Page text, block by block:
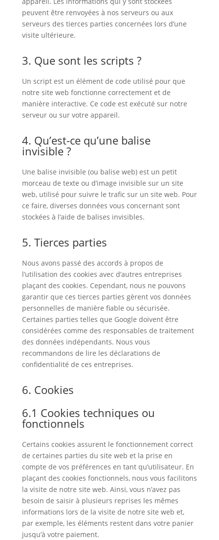
peuvent être renvoyées à nos serveurs ou aux
serveurs des tierces parties concernées lors d’une
visite ultérieure.
3. Que sont les scripts ?
Un script est un élément de code utilisé pour que
notre site web fonctionne correctement et de
manière interactive. Ce code est exécuté sur notre
serveur ou sur votre appareil.
4. Qu’est-ce qu’une balise
invisible ?
Une balise invisible (ou balise web) est un petit
morceau de texte ou d’image invisible sur un site
web, utilisé pour suivre le trafic sur un site web. Pour
ce faire, diverses données vous concernant sont
stockées à l’aide de balises invisibles.
5. Tierces parties
Nous avons passé des accords à propos de
l’utilisation des cookies avec d’autres entreprises
plaçant des cookies. Cependant, nous ne pouvons
garantir que ces tierces parties gèrent vos données
personnelles de manière fiable ou sécurisée.
Certaines parties telles que Google doivent être
considérées comme des responsables de traitement
des données indépendants. Nous vous
recommandons de lire les déclarations de
confidentialité de ces entreprises.
6. Cookies
6.1 Cookies techniques ou
fonctionnels
Certains cookies assurent le fonctionnement correct
de certaines parties du site web et la prise en
compte de vos préférences en tant qu’utilisateur. En
plaçant des cookies fonctionnels, nous vous facilitons
la visite de notre site web. Ainsi, vous n’avez pas
besoin de saisir à plusieurs reprises les mêmes
informations lors de la visite de notre site web et,
par exemple, les éléments restent dans votre panier
jusqu’à votre paiement.